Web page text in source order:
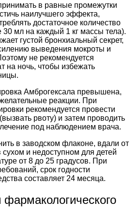
в равные промежутки
наилучшего эффекта,
достаточное количество
30 мл на каждый 1 кг массы тела).
густой бронхиальный секрет,
выведения мокроты и
не рекомендуется
на ночь, чтобы избежать
Амброгексала превышена,
реакции. При
рекомендуется провести
рвоту) и затем проводить
под наблюдением врача.
в заводском флаконе, вдали от
сухом и недоступном для детей
от 8 до 25 градусов. При
срок годности
составляет 24 месяца.